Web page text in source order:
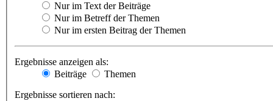
Nur im Text der Beiträge
Nur im Betreff der Themen
Nur im ersten Beitrag der Themen
Ergebnisse anzeigen als:
Beiträge
Themen
Ergebnisse sortieren nach: